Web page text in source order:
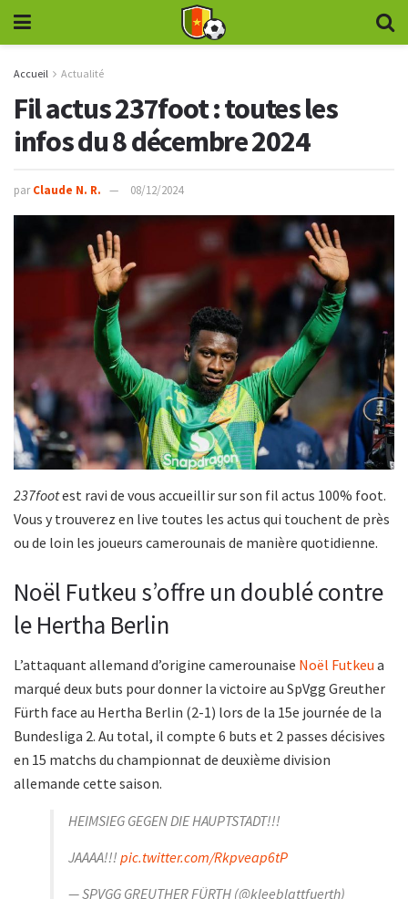
Accueil Actualité
Fil actus 237foot : toutes les
infos du 8 décembre 2024
par Claude N. R. 08/12/2024
237footest ravi de vous accueillir sur son fil actus 100% foot.
Vous y trouverez en live toutes les actus qui touchent de près
ou de loin les joueurs camerounais de manière quotidienne.
Noël Futkeu s’offre un doublé contre
le Hertha Berlin
L’attaquant allemand d’origine camerounaise Noël Futkeu a
marqué deux buts pour donner la victoire au SpVgg Greuther
Fürth face au Hertha Berlin (2-1) lors de la 15e journée de la
Bundesliga 2. Au total, il compte 6 buts et 2 passes décisives
en 15 matchs du championnat de deuxième division
allemande cette saison.
HEIMSIEG GEGEN DIE HAUPTSTADT!!!
JAAAA!!! pic.twitter.com/Rkpveap6tP
— SPVGG GREUTHER FÜRTH (@kleeblattfuerth)